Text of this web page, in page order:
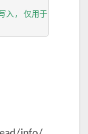
入, 仅用于内部调试.